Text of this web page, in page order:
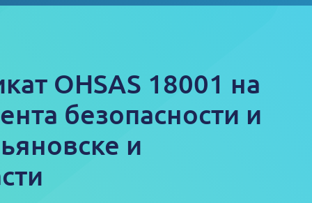
OHSAS 18001 на
безопасности и
и